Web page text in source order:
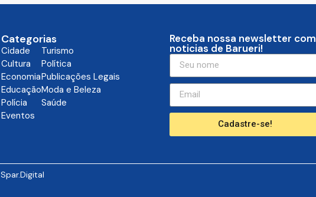
Categorias
Cidade
Cultura
Economia
Educação
Polícia
Eventos
Turismo
Política
Publicações Legais
Moda e Beleza
Saúde
Receba nossa newsletter com
noticias de Barueri!
Cadastre-se!
Spar.Digital